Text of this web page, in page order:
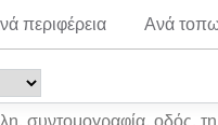
περιφέρεια Ανά